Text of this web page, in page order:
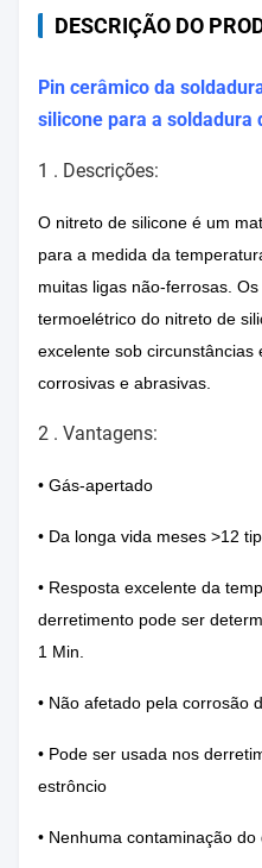
DESCRIÇÃO DO
Pin cerâmico da
silicone para a soldadura
1 . Descrições:
O nitreto de silicone é um
para a medida da
muitas ligas não-ferrosas.
termoelétrico do nitreto de
excelente sob
corrosivas e abrasivas.
2 . Vantagens:
• Gás-apertado
• Da longa vida meses >12
• Resposta excelente da
derretimento pode ser
1 Min.
• Não afetado pela corrosão
• Pode ser usada nos
estrôncio
• Nenhuma contaminação